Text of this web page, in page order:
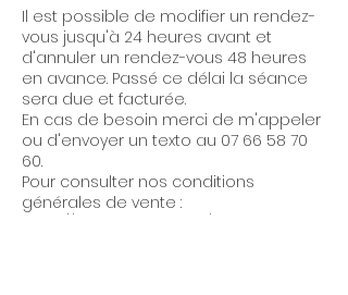
Il est possible de modifier un rendez-
vous jusqu'à 24 heures avant et
d'annuler un rendez-vous 48 heures
en avance. Passé ce délai la séance
sera due et facturée.
En cas de besoin merci de m'appeler
ou d'envoyer un texto au 07 66 58 70
60.
Pour consulter nos conditions
générales de vente :